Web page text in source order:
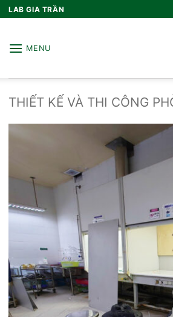
LAB GIA TRẦN
MENU
THIẾT KẾ VÀ THI CÔNG